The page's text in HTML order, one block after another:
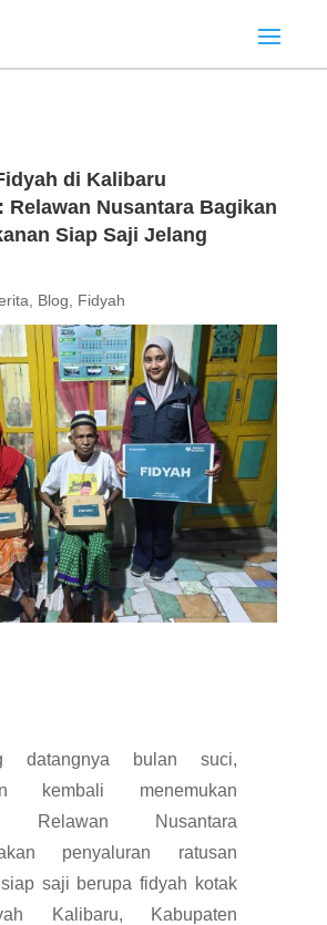
di Kalibaru
Relawan Nusantara Bagikan
Siap Saji Jelang
Blog Fidyah
datangnya bulan suci,
kembali menemukan
Relawan Nusantara
penyaluran ratusan
saji berupa fidyah kotak
Kalibaru, Kabupaten